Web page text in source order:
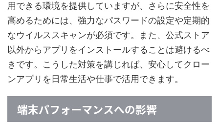
用できる環境を提供していますが、さらに安全性を
高めるためには、強力なパスワードの設定や定期的
なウイルススキャンが必須です。また、公式ストア
以外からアプリをインストールすることは避けるべ
きです。こうした対策を講じれば、安心してクロー
ンアプリを日常生活や仕事で活用できます。
端末パフォーマンスへの影響